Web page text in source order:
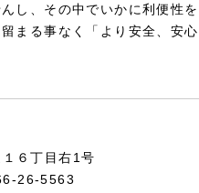
し、その中でいかに利便性
まる事なく「より安全、安
６丁目右1号
26-5563